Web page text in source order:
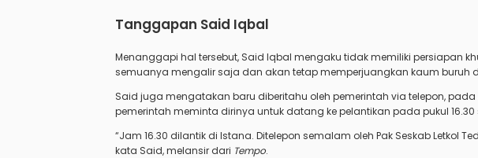
Tanggapan Said Iqbal
Menanggapi hal tersebut, Said Iqbal mengaku tidak memiliki persiapan
semuanya mengalir saja dan akan tetap memperjuangkan kaum buruh
Said juga mengatakan baru diberitahu oleh pemerintah via telepon,
pemerintah meminta dirinya untuk datang ke pelantikan pada pukul
“Jam 16.30 dilantik di Istana. Ditelepon semalam oleh Pak Seskab Letkol
kata Said, melansir dari Tempo.